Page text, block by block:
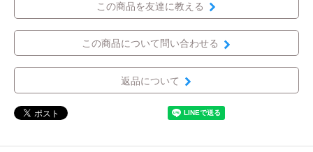
この商品を友達に教える
この商品について問い合わせる
返品について